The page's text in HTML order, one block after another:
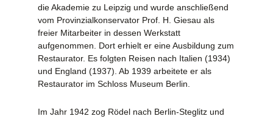
die Akademie zu Leipzig und wurde anschließend
vom Provinzialkonservator Prof. H. Giesau als
freier Mitarbeiter in dessen Werkstatt
aufgenommen. Dort erhielt er eine Ausbildung zum
Restaurator. Es folgten Reisen nach Italien (1934)
und England (1937). Ab 1939 arbeitete er als
Restaurator im Schloss Museum Berlin.
Im Jahr 1942 zog Rödel nach Berlin-Steglitz und